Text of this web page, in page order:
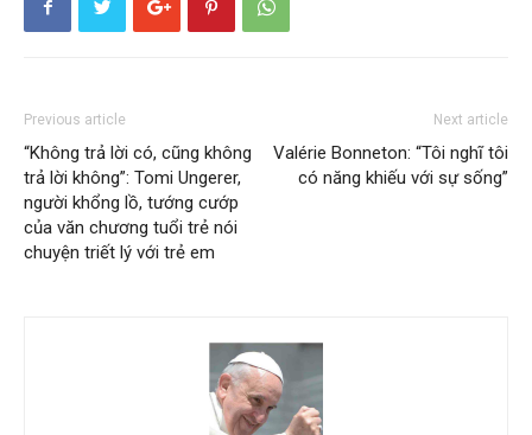
Previous article
“Không trả lời có, cũng không
trả lời không”: Tomi Ungerer,
người khổng lồ, tướng cướp
của văn chương tuổi trẻ nói
chuyện triết lý với trẻ em
Next article
Valérie Bonneton: “Tôi nghĩ tôi
có năng khiếu với sự sống”